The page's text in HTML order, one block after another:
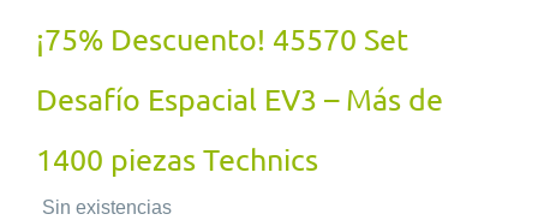
¡75% Descuento! 45570 Set
Desafío Espacial EV3 – Más de
1400 piezas Technics
Sin existencias